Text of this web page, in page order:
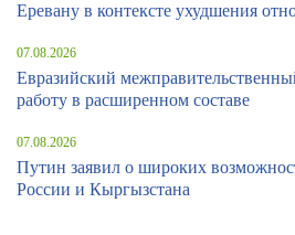
Еревану в контексте ухудшения
07.08.2026
Евразийский
работу в расширенном составе
07.08.2026
Путин заявил о широких
России и Кыргызстана